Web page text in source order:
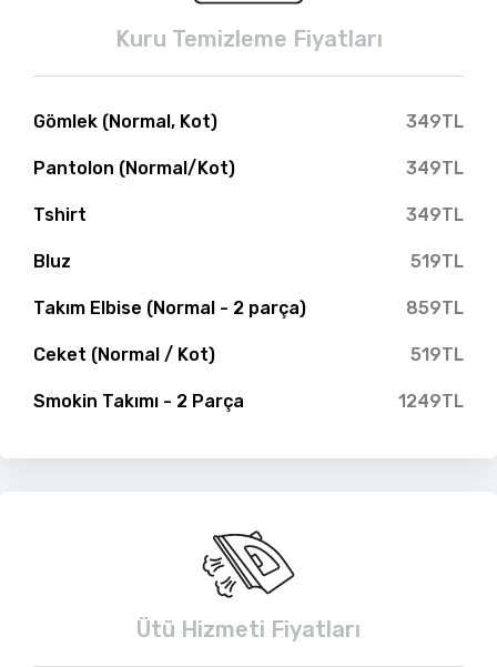
Kuru Temizleme Fiyatları
Gömlek (Normal, Kot) 349TL
Pantolon (Normal/Kot) 349TL
Tshirt 349TL
Bluz 519TL
Takım Elbise (Normal - 2 parça) 859TL
Ceket (Normal / Kot) 519TL
Smokin Takımı - 2 Parça 1249TL
Ütü Hizmeti Fiyatları